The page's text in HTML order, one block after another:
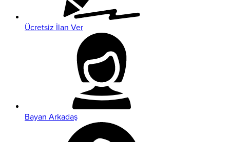
Ücretsiz İlan Ver
Bayan Arkadaş